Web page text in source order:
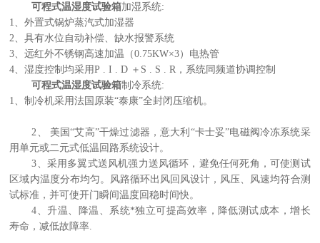
可程式温湿度试验箱加湿系统:
1、外置式锅炉蒸汽式加湿器
2、具有水位自动补偿、缺水报警系统
3、远红外不锈钢高速加温（0.75KW×3）电热管
4、湿度控制均采用P . I . D ＋S . S . R，系统同频道协调控制
可程式温湿度试验箱制冷系统:
1、制冷机采用法国原装“泰康”全封闭压缩机。
2、 美国“艾高”干燥过滤器，意大利“卡士妥”电磁阀冷冻系统采
用单元或二元式低温回路系统设计。
3、采用多翼式送风机强力送风循环，避免任何死角，可使测试
区域内温度分布均匀。风路循环出风回风设计，风压、风速均符合测
试标准，并可使开门瞬间温度回稳时间快。
4、升温、降温、系统*独立可提高效率，降低测试成本，增长
寿命，减低故障率.